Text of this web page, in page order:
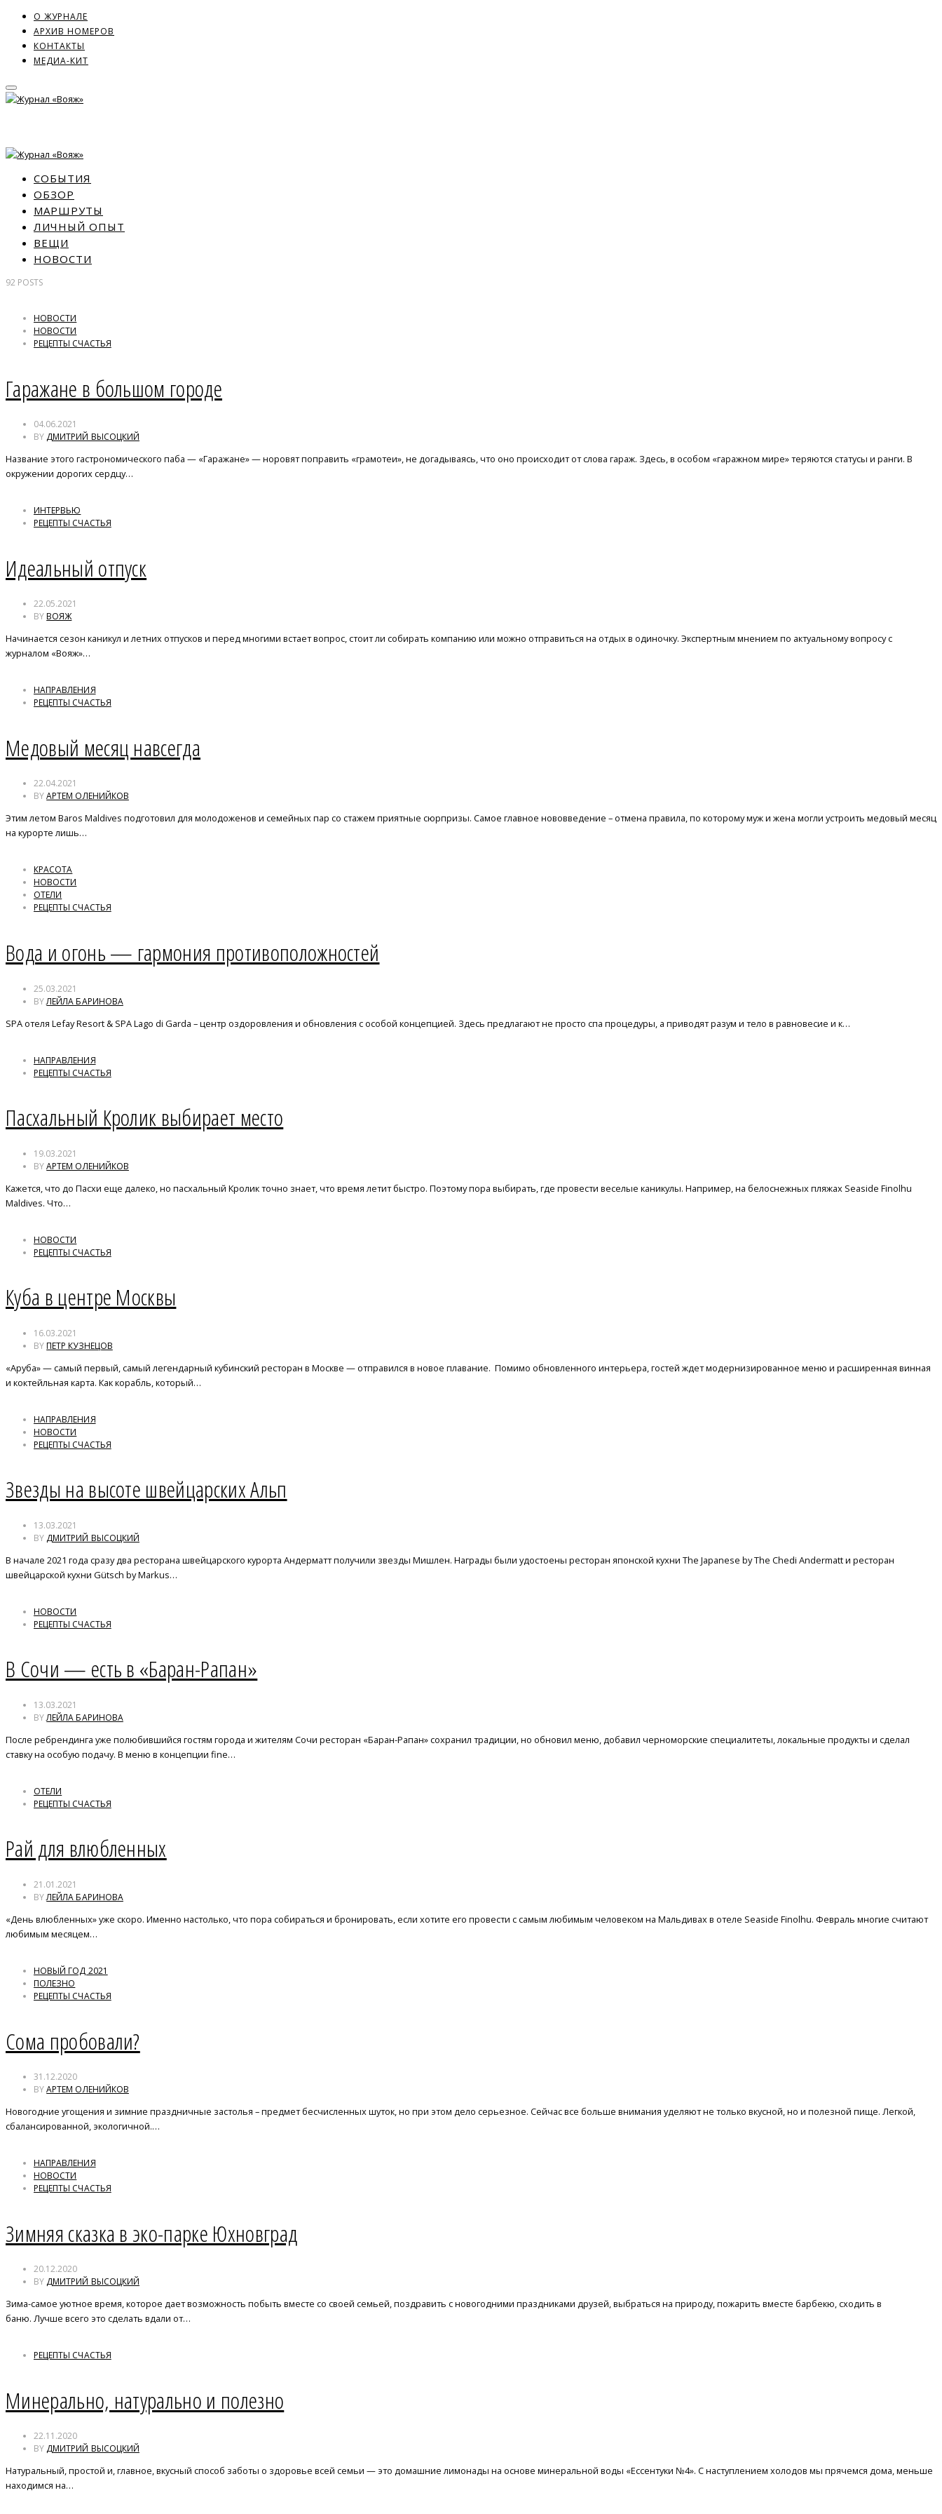
О ЖУРНАЛЕ
АРХИВ НОМЕРОВ
КОНТАКТЫ
МЕДИА-КИТ
СОБЫТИЯ
ОБЗОР
МАРШРУТЫ
ЛИЧНЫЙ ОПЫТ
ВЕЩИ
НОВОСТИ
92 POSTS
НОВОСТИ
НОВОСТИ
РЕЦЕПТЫ СЧАСТЬЯ
Гаражане в большом городе
04.06.2021
BY ДМИТРИЙ ВЫСОЦКИЙ
Название этого гастрономического паба — «Гаражане» — норовят поправить «грамотеи», не догадываясь, что оно происходит от слова гараж. Здесь, в особом «гаражном мире» теряются статусы и ранги. В
окружении дорогих сердцу…
ИНТЕРВЬЮ
РЕЦЕПТЫ СЧАСТЬЯ
Идеальный отпуск
22.05.2021
BYВОЯЖ
Начинается сезон каникул и летних отпусков и перед многими встает вопрос, стоит ли собирать компанию или можно отправиться на отдых в одиночку. Экспертным мнением по актуальному вопросу с
журналом «Вояж»…
НАПРАВЛЕНИЯ
РЕЦЕПТЫ СЧАСТЬЯ
Медовый месяц навсегда
22.04.2021
BYАРТЕМ ОЛЕНИЙКОВ
Этим летом Baros Maldives подготовил для молодоженов и семейных пар со стажем приятные сюрпризы. Самое главное нововведение – отмена правила, по которому муж и жена могли устроить медовый месяц
на курорте лишь…
КРАСОТА
НОВОСТИ
ОТЕЛИ
РЕЦЕПТЫ СЧАСТЬЯ
Вода и огонь — гармония противоположностей
25.03.2021
BYЛЕЙЛА БАРИНОВА
SPA отеля Lefay Resort & SPA Lago di Garda – центр оздоровления и обновления с особой концепцией. Здесь предлагают не просто спа процедуры, а приводят разум и тело в равновесие и к…
НАПРАВЛЕНИЯ
РЕЦЕПТЫ СЧАСТЬЯ
Пасхальный Кролик выбирает место
19.03.2021
BYАРТЕМ ОЛЕНИЙКОВ
Кажется, что до Пасхи еще далеко, но пасхальный Кролик точно знает, что время летит быстро. Поэтому пора выбирать, где провести веселые каникулы. Например, на белоснежных пляжах Seaside Finolhu
Maldives. Что…
НОВОСТИ
РЕЦЕПТЫ СЧАСТЬЯ
Куба в центре Москвы
16.03.2021
BYПЕТР КУЗНЕЦОВ
«Аруба» — самый первый, самый легендарный кубинский ресторан в Москве — отправился в новое плавание. Помимо обновленного интерьера, гостей ждет модернизированное меню и расширенная винная
и коктейльная карта. Как корабль, который…
НАПРАВЛЕНИЯ
НОВОСТИ
РЕЦЕПТЫ СЧАСТЬЯ
Звезды на высоте швейцарских Альп
13.03.2021
BY ДМИТРИЙ ВЫСОЦКИЙ
В начале 2021 года сразу два ресторана швейцарского курорта Андерматт получили звезды Мишлен. Награды были удостоены ресторан японской кухни The Japanese by The Chedi Andermatt и ресторан
швейцарской кухни Gütsch by Markus…
НОВОСТИ
РЕЦЕПТЫ СЧАСТЬЯ
В Сочи — есть в «Баран-Рапан»
13.03.2021
BYЛЕЙЛА БАРИНОВА
После ребрендинга уже полюбившийся гостям города и жителям Сочи ресторан «Баран-Рапан» сохранил традиции, но обновил меню, добавил черноморские специалитеты, локальные продукты и сделал
ставку на особую подачу. В меню в концепции fine…
ОТЕЛИ
РЕЦЕПТЫ СЧАСТЬЯ
Рай для влюбленных
21.01.2021
BYЛЕЙЛА БАРИНОВА
«День влюбленных» уже скоро. Именно настолько, что пора собираться и бронировать, если хотите его провести с самым любимым человеком на Мальдивах в отеле Seaside Finolhu. Февраль многие считают
любимым месяцем…
НОВЫЙ ГОД 2021
ПОЛЕЗНО
РЕЦЕПТЫ СЧАСТЬЯ
Сома пробовали?
31.12.2020
BYАРТЕМ ОЛЕНИЙКОВ
Новогодние угощения и зимние праздничные застолья – предмет бесчисленных шуток, но при этом дело серьезное. Сейчас все больше внимания уделяют не только вкусной, но и полезной пище. Легкой,
сбалансированной, экологичной.…
НАПРАВЛЕНИЯ
НОВОСТИ
РЕЦЕПТЫ СЧАСТЬЯ
Зимняя сказка в эко-парке Юхновград
20.12.2020
BY ДМИТРИЙ ВЫСОЦКИЙ
Зима-самое уютное время, которое дает возможность побыть вместе со своей семьей, поздравить с новогодними праздниками друзей, выбраться на природу, пожарить вместе барбекю, сходить в
баню. Лучше всего это сделать вдали от…
РЕЦЕПТЫ СЧАСТЬЯ
Минерально, натурально и полезно
22.11.2020
BY ДМИТРИЙ ВЫСОЦКИЙ
Натуральный, простой и, главное, вкусный способ заботы о здоровье всей семьи — это домашние лимонады на основе минеральной воды «Ессентуки №4». С наступлением холодов мы прячемся дома, меньше
находимся на…